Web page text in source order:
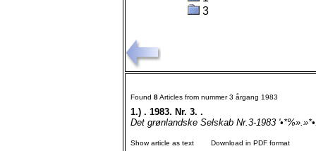
3
Found 8Articles from nummer 3 årgang 1983
1.) . 1983. Nr. 3. .
Det grønlandske Selskab Nr.3-1983
Show article as text Download in PDF format